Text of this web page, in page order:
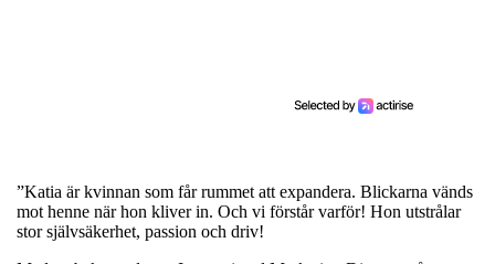
”Katia är kvinnan som får rummet att expandera. Blickarna vänds
mot henne när hon kliver in. Och vi förstår varför! Hon utstrålar
stor självsäkerhet, passion och driv!